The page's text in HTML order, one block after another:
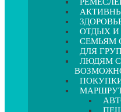
ОТДЫХ И
СЕМЬЯМ
ДЛЯ
ЛЮДЯМ